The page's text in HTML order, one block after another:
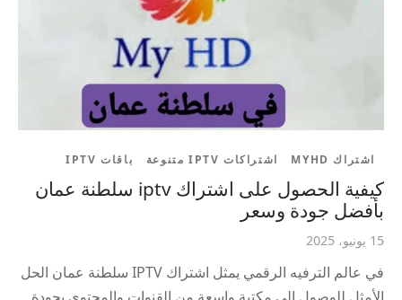
اشتراك MYHD اشتراكات IPTV متنوعة باقات IPTV
كيفية الحصول على اشتراك iptv سلطنة عمان
بأفضل جودة وسعر
15 يونيو، 2025
في عالم الترفيه الرقمي يمثل اشتراك IPTV سلطنة عمان الحل
الأمثل للوصول إلى مكتبة واسعة من القنوات والمحتوى بجودة